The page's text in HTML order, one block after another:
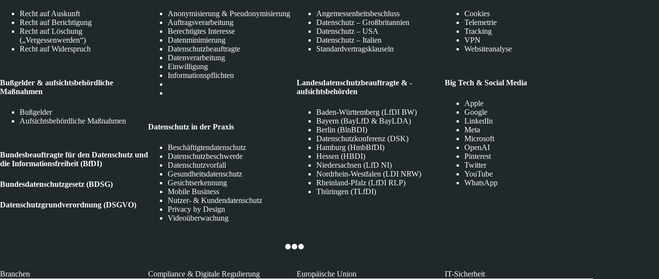
Recht auf Auskunft
Recht auf Berichtigung
Recht auf Löschung
(„Vergessenwerden“)
Recht auf Widerspruch
Bußgelder & aufsichtsbehördliche
Maßnahmen
Bußgelder
Aufsichtsbehördliche Maßnahmen
Bundesbeauftragte für den Datenschutz und
die Informationsfreiheit (BfDI)
Bundesdatenschutzgesetz (BDSG)
Datenschutzgrundverordnung (DSGVO)
Anonymisierung & Pseudonymisierung
Auftragsverarbeitung
Berechtigtes Interesse
Datenminimierung
Datenschutzbeauftragte
Datenverarbeitung
Einwilligung
Informationspflichten
Datenschutz in der Praxis
Beschäftigtendatenschutz
Datenschutzbeschwerde
Datenschutzvorfall
Gesundheitsdatenschutz
Gesichtserkennung
Mobile Business
Nutzer- & Kundendatenschutz
Privacy by Design
Videoüberwachung
Angemessenheitsbeschluss
Datenschutz – Großbritannien
Datenschutz – USA
Datenschutz – Italien
Standardvertragsklauseln
Landesdatenschutzbeauftragte & -
aufsichtsbehörden
Baden-Württemberg (LfDI BW)
Bayern (BayLfD & BayLDA)
Berlin (BlnBDI)
Datenschutzkonferenz (DSK)
Hamburg (HmbBfDI)
Hessen (HBDI)
Niedersachsen (LfD NI)
Nordrhein-Westfalen (LDI NRW)
Rheinland-Pfalz (LfDI RLP)
Thüringen (TLfDI)
Cookies
Telemetrie
Tracking
VPN
Websiteanalyse
Big Tech & Social Media
Apple
Google
LinkedIn
Meta
Microsoft
OpenAI
Pinterest
Twitter
YouTube
WhatsApp
Branchen Compliance & Digitale Regulierung Europäische Union IT-Sicherheit